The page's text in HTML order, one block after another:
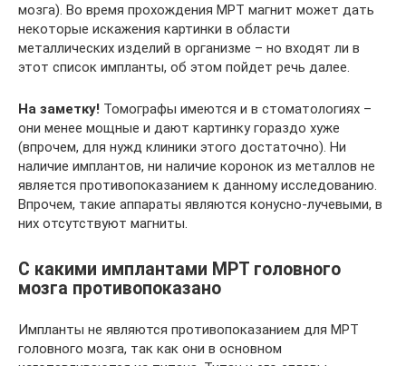
мозга). Во время прохождения МРТ магнит может дать
некоторые искажения картинки в области
металлических изделий в организме – но входят ли в
этот список импланты, об этом пойдет речь далее.
На заметку! Томографы имеются и в стоматологиях –
они менее мощные и дают картинку гораздо хуже
(впрочем, для нужд клиники этого достаточно). Ни
наличие имплантов, ни наличие коронок из металлов не
является противопоказанием к данному исследованию.
Впрочем, такие аппараты являются конусно-лучевыми, в
них отсутствуют магниты.
С какими имплантами МРТ головного
мозга противопоказано
Импланты не являются противопоказанием для МРТ
головного мозга, так как они в основном